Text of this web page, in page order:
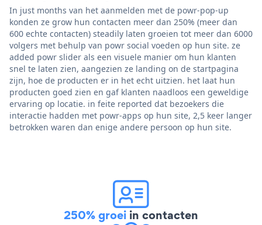
In just months van het aanmelden met de powr-pop-up
konden ze grow hun contacten meer dan 250% (meer dan
600 echte contacten) steadily laten groeien tot meer dan 6000
volgers met behulp van powr social voeden op hun site. ze
added powr slider als een visuele manier om hun klanten
snel te laten zien, aangezien ze landing on de startpagina
zijn, hoe de producten er in het echt uitzien. het laat hun
producten goed zien en gaf klanten naadloos een geweldige
ervaring op locatie. in feite reported dat bezoekers die
interactie hadden met powr-apps op hun site, 2,5 keer langer
betrokken waren dan enige andere persoon op hun site.
250% groei in contacten